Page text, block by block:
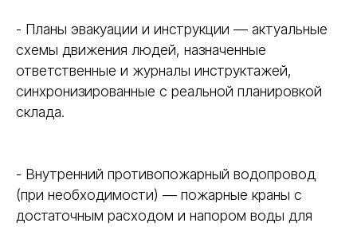
- Планы эвакуации и инструкции — актуальные
схемы движения людей, назначенные
ответственные и журналы инструктажей,
синхронизированные с реальной планировкой
склада.
- Внутренний противопожарный водопровод
(при необходимости) — пожарные краны с
достаточным расходом и напором воды для